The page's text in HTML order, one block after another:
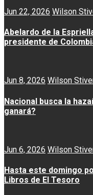
Jun 22, 2026 Wilson
Abelardo de la
presidente de
Jun 8, 2026 Wilson
Nacional busca la
ganará?
Jun 6, 2026 Wilson
Hasta este domingo
Libros de El Tesoro